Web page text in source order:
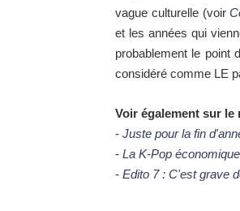
vague culturelle (voir
et les années qui
probablement le point
considéré comme LE
Voir également sur le
- Juste pour la fin
- La K-Pop
- Edito 7 : C'est grave